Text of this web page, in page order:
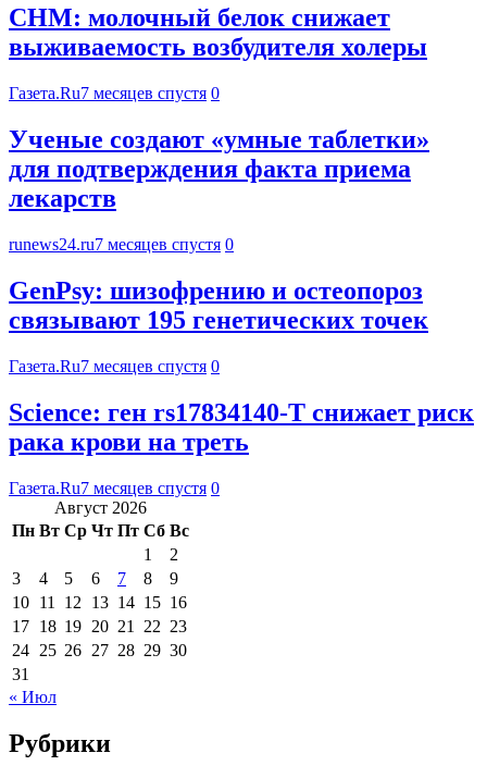
CHM: молочный белок снижает
выживаемость возбудителя холеры
Газета.Ru7 месяцев спустя 0
Ученые создают «умные таблетки»
для подтверждения факта приема
лекарств
runews24.ru7 месяцев спустя 0
GenPsy: шизофрению и остеопороз
связывают 195 генетических точек
Газета.Ru7 месяцев спустя 0
Science: ген rs17834140-T снижает риск
рака крови на треть
Газета.Ru7 месяцев спустя 0
Август 2026
Пн Вт Ср Чт Пт Сб Вс
1
2
3
4 5 6 7 8
9
10 11 12 13 14 15 16
17 18 19 20 21 22 23
24 25 26 27 28 29 30
31
« Июл
Рубрики